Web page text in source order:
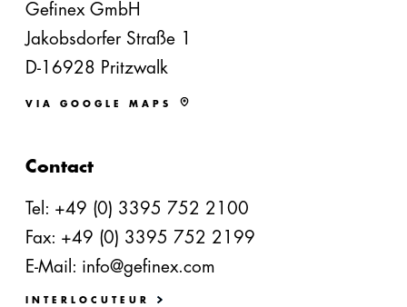
Gefinex GmbH
Jakobsdorfer Straße 1
D-16928 Pritzwalk
VIA GOOGLE MAPS
Contact
Tel: +49 (0) 3395 752 2100
Fax: +49 (0) 3395 752 2199
E-Mail: info@gefinex.com
INTERLOCUTEUR